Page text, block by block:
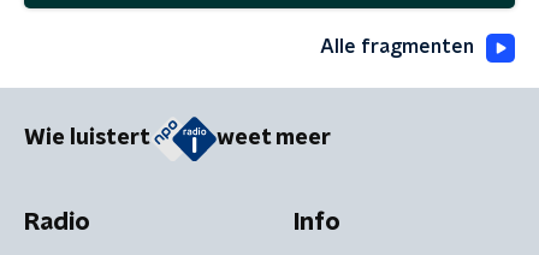
Alle fragmenten
Wie luistert weet meer
Radio Info